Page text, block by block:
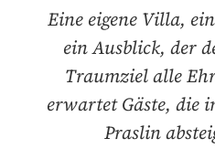
Eine eigene Villa,
ein Ausblick, der
Traumziel alle
erwartet Gäste, die
Praslin